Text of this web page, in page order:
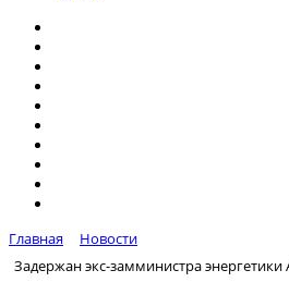
Главная
Новости
Задержан экс-замминистра